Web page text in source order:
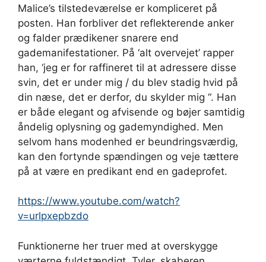
Malice’s tilstedeværelse er kompliceret på
posten. Han forbliver det reflekterende anker
og falder prædikener snarere end
gademanifestationer. På ‘alt overvejet’ rapper
han, ‘jeg er for raffineret til at adressere disse
svin, det er under mig / du blev stadig hvid på
din næse, det er derfor, du skylder mig “. Han
er både elegant og afvisende og bøjer samtidig
åndelig oplysning og gademyndighed. Men
selvom hans modenhed er beundringsværdig,
kan den fortynde spændingen og veje tættere
på at være en predikant end en gadeprofet.
https://www.youtube.com/watch?
v=urlpxepbzdo
Funktionerne her truer med at overskygge